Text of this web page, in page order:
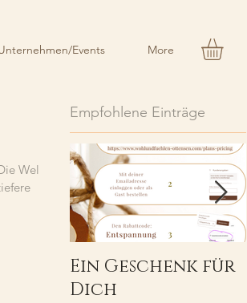
Events More
Welt ist
Empfohlene Einträge
Ein Geschenk für
Dich